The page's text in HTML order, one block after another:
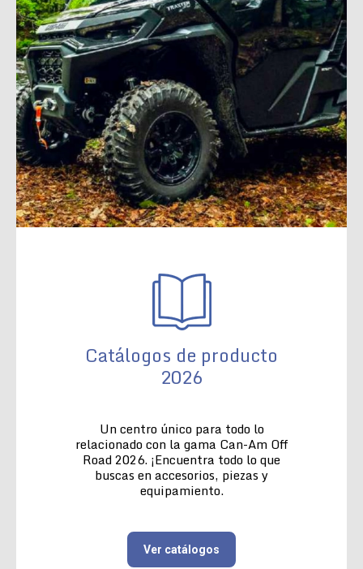
Catálogos de producto
2026
Un centro único para todo lo
relacionado con la gama Can-Am Off
Road 2026. ¡Encuentra todo lo que
buscas en accesorios, piezas y
equipamiento.
Ver catálogos